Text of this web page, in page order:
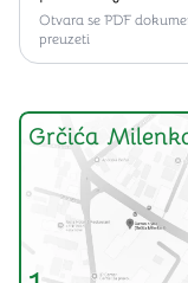
Otvara se PDF
preuzeti
Grčića